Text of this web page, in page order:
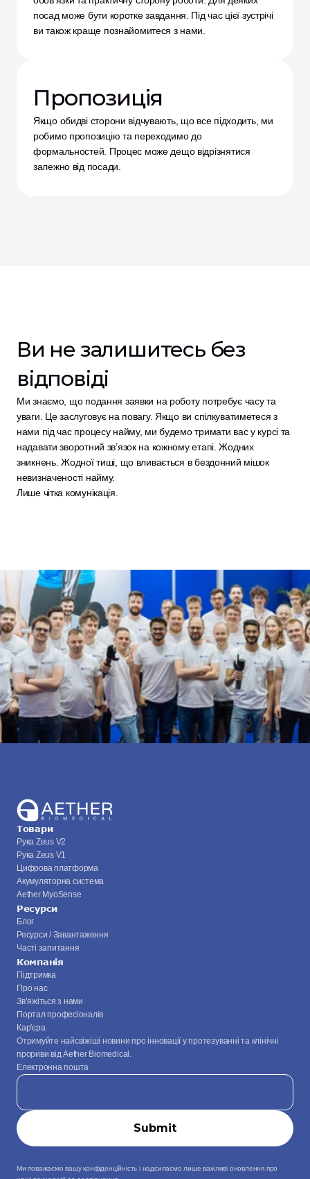
посад може бути коротке завдання. Під час цієї зустрічі
ви також краще познайомитеся з нами.
Пропозиція
Якщо обидві сторони відчувають, що все підходить, ми
робимо пропозицію та переходимо до
формальностей. Процес може дещо відрізнятися
залежно від посади.
Ви не залишитесь без
відповіді
Ми знаємо, що подання заявки на роботу потребує часу та
уваги. Це заслуговує на повагу. Якщо ви спілкуватиметеся з
нами під час процесу найму, ми будемо тримати вас у курсі та
надавати зворотний зв’язок на кожному етапі. Жодних
зникнень. Жодної тиші, що вливається в бездонний мішок
невизначеності найму.
Лише чітка комунікація.
Товари
Рука Zeus V2
Рука Zeus V1
Цифрова платформа
Акумуляторна система
Aether MyoSense
Ресурси
Блог
Ресурси / Завантаження
Часті запитання
Компанія
Підтримка
Про нас
Зв’яжіться з нами
Портал професіоналів
Кар'єра
Отримуйте найсвіжіші новини про інновації у протезуванні та клінічні
прориви від Aether Biomedical.
Електронна пошта
Ми поважаємо вашу конфіденційність і надсилаємо лише важливі оновлення про